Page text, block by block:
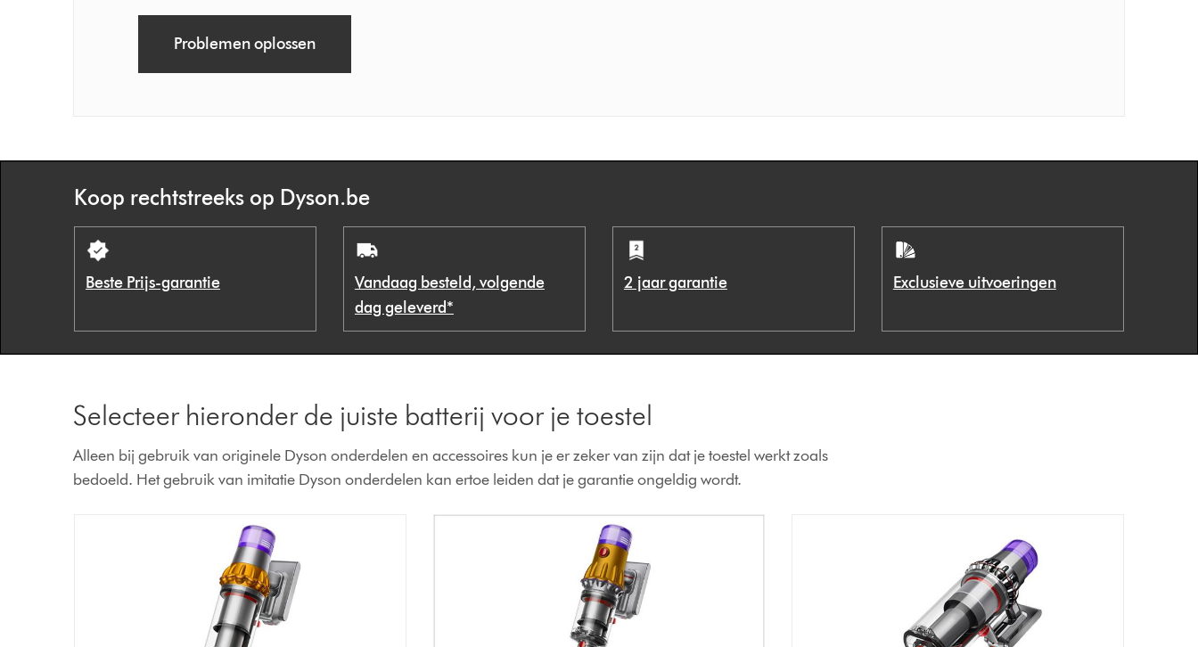
Problemen oplossen
Koop rechtstreeks op Dyson.be
Beste Prijs-garantie
Vandaag besteld, volgende
dag geleverd*
2 jaar garantie Exclusieve uitvoeringen
Selecteer hieronder de juiste batterij voor je toestel
Alleen bij gebruik van originele Dyson onderdelen en accessoires kun je er zeker van zijn dat je toestel werkt zoals
bedoeld. Het gebruik van imitatie Dyson onderdelen kan ertoe leiden dat je garantie ongeldig wordt.